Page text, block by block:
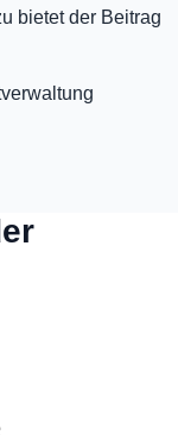
bietet der Beitrag